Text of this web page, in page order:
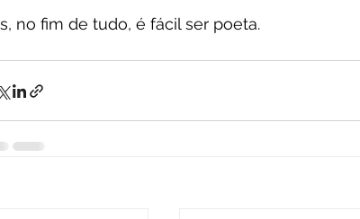
no fim de tudo, é fácil ser poeta.